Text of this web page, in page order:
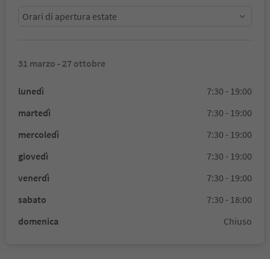
Orari di apertura estate
31 marzo - 27 ottobre
lunedì
7:30 - 19:00
martedì
7:30 - 19:00
mercoledì
7:30 - 19:00
giovedì
7:30 - 19:00
venerdì
7:30 - 19:00
sabato
7:30 - 18:00
domenica
Chiuso